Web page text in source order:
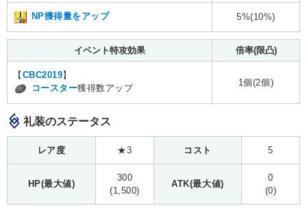
NP獲得量をアップ 5%(10%)
イベント特攻効果 倍率(限凸)
【 CBC2019】
コースター獲得数アップ
1個(2個)
礼装のステータス
レア度 ★3 コスト 5
HP(最大値)
300
(1,500)
ATK(最大値)
0
(0)